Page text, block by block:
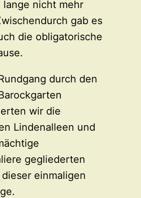
lange nicht mehr
gab es
die obligatorische
durch den
wir die
Lindenalleen und
gegliederten
einmaligen